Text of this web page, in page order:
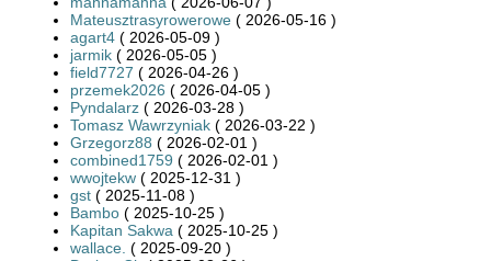
Mateusztrasyrowerowe ( 2026-05-16 )
agart4 ( 2026-05-09 )
jarmik ( 2026-05-05 )
field7727 ( 2026-04-26 )
przemek2026 ( 2026-04-05 )
Pyndalarz ( 2026-03-28 )
Tomasz Wawrzyniak ( 2026-03-22 )
Grzegorz88 ( 2026-02-01 )
combined1759 ( 2026-02-01 )
wwojtekw ( 2025-12-31 )
gst ( 2025-11-08 )
Bambo ( 2025-10-25 )
Kapitan Sakwa ( 2025-10-25 )
wallace. ( 2025-09-20 )